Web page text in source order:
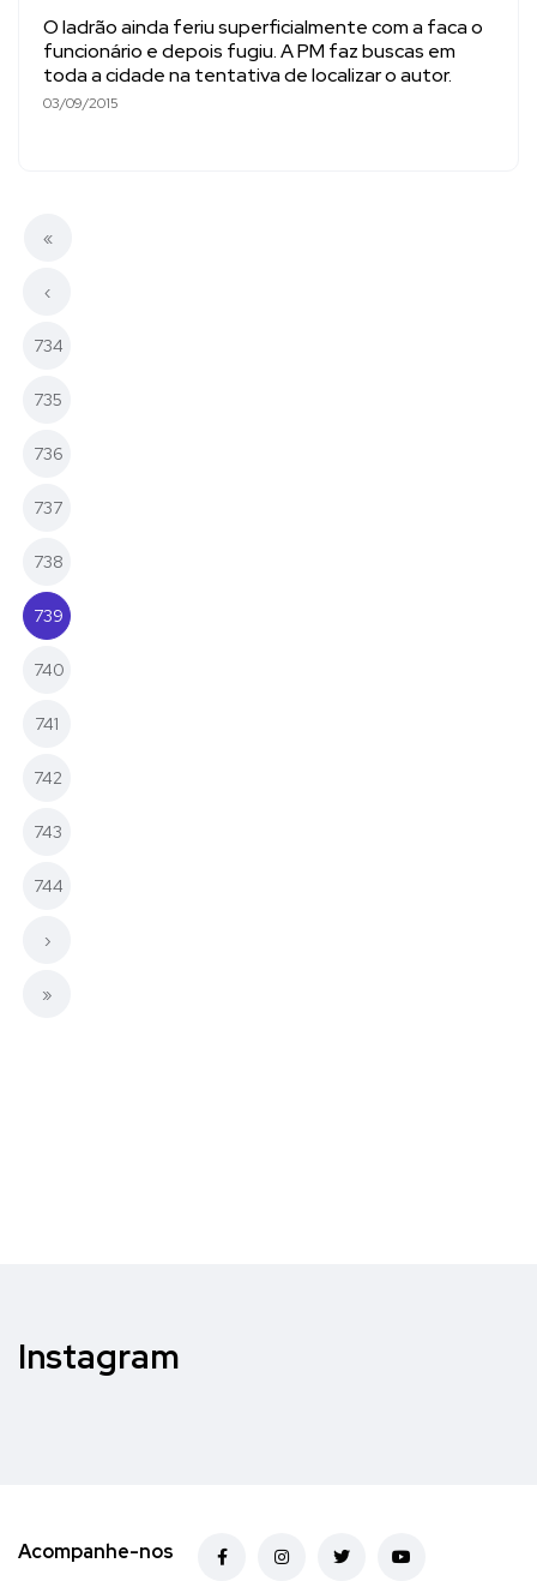
O ladrão ainda feriu superficialmente com a faca o
funcionário e depois fugiu. A PM faz buscas em
toda a cidade na tentativa de localizar o autor.
03/09/2015
«
‹
734
735
736
737
738
739
740
741
742
743
744
›
»
Instagram
Acompanhe-nos